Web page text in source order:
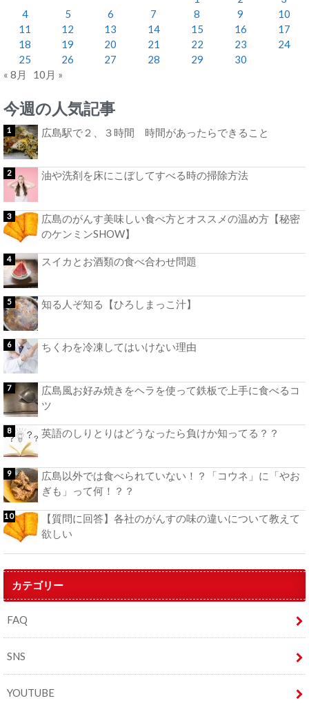
4
5 6 7 8 9
10
11
12 13 14 15 16
17
18
19 20 21 22 23
24
25
26 27 28 29
30
« 8月
10月 »
今週の人気記事
広島駅で２、３時間 時間があったらできること
油や洗剤を床にこぼしてすべる時の掃除方法
広島のがんす美味しい食べ方とオススメの温め方【秘密
のケンミンSHOW】
スイカとお酒類の食べ合わせ問題
知る人ぞ知る【ひろしまっこ汁】
ちくわを冷凍してはいけない理由
広島風お好み焼きをヘラを使って鉄板で上手に食べるコ
ツ
英語のしりとりはどうなったら負けか知ってる？？
広島以外では食べられていない！？「コウネ」に「やお
ぎも」って何！？？
【質問に回答】各社のがんすの味の違いについて教えて
欲しい
カテゴリー
FAQ
SNS
YOUTUBE